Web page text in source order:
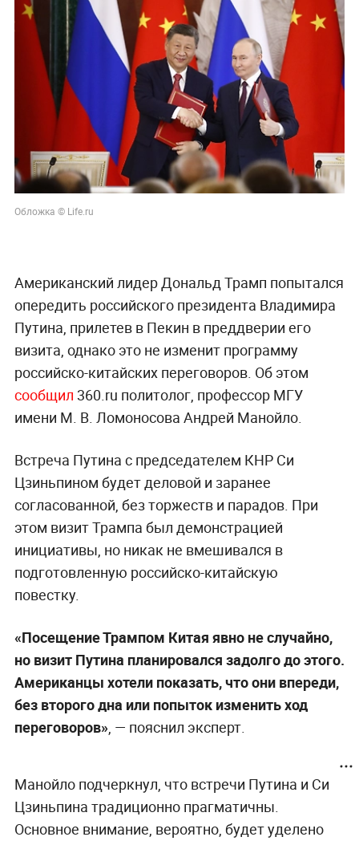
Обложка © Life.ru
Американский лидер Дональд Трамп попытался
опередить российского президента Владимира
Путина, прилетев в Пекин в преддверии его
визита, однако это не изменит программу
российско-китайских переговоров. Об этом
сообщил 360.ru политолог, профессор МГУ
имени М. В. Ломоносова Андрей Манойло.
Встреча Путина с председателем КНР Си
Цзиньпином будет деловой и заранее
согласованной, без торжеств и парадов. При
этом визит Трампа был демонстрацией
инициативы, но никак не вмешивался в
подготовленную российско-китайскую
повестку.
«Посещение Трампом Китая явно не случайно,
но визит Путина планировался задолго до этого.
Американцы хотели показать, что они впереди,
без второго дна или попыток изменить ход
переговоров», — пояснил эксперт.
Манойло подчеркнул, что встречи Путина и Си
Цзиньпина традиционно прагматичны.
Основное внимание, вероятно, будет уделено